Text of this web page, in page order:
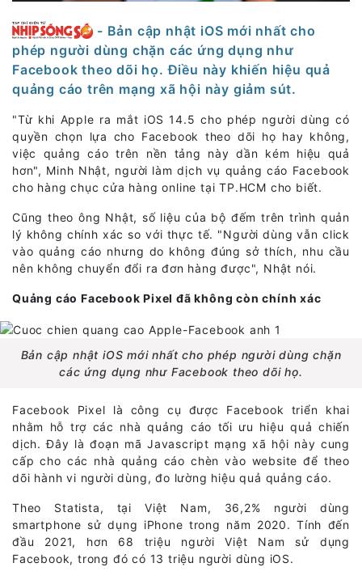
- Bản cập nhật iOS mới nhất cho
phép người dùng chặn các ứng dụng như
Facebook theo dõi họ. Điều này khiến hiệu quả
quảng cáo trên mạng xã hội này giảm sút.
"Từ khi Apple ra mắt iOS 14.5 cho phép người dùng có
quyền chọn lựa cho Facebook theo dõi họ hay không,
việc quảng cáo trên nền tảng này dần kém hiệu quả
hơn", Minh Nhật, người làm dịch vụ quảng cáo Facebook
cho hàng chục cửa hàng online tại TP.HCM cho biết.
Cũng theo ông Nhật, số liệu của bộ đếm trên trình quản
lý không chính xác so với thực tế. "Người dùng vẫn click
vào quảng cáo nhưng do không đúng sở thích, nhu cầu
nên không chuyển đổi ra đơn hàng được", Nhật nói.
Quảng cáo Facebook Pixel đã không còn chính xác
Bản cập nhật iOS mới nhất cho phép người dùng chặn
các ứng dụng như Facebook theo dõi họ.
Facebook Pixel là công cụ được Facebook triển khai
nhằm hỗ trợ các nhà quảng cáo tối ưu hiệu quả chiến
dịch. Đây là đoạn mã Javascript mạng xã hội này cung
cấp cho các nhà quảng cáo chèn vào website để theo
dõi hành vi người dùng, đo lường hiệu quả quảng cáo.
Theo Statista, tại Việt Nam, 36,2% người dùng
smartphone sử dụng iPhone trong năm 2020. Tính đến
đầu 2021, hơn 68 triệu người Việt Nam sử dụng
Facebook, trong đó có 13 triệu người dùng iOS.